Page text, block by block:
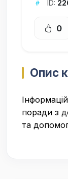
ID:
0
Опис
поради з
та